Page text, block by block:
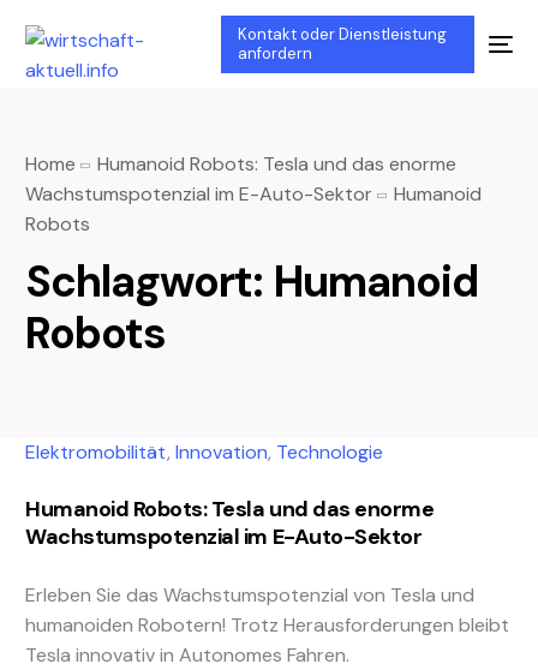
Kontakt oder Dienstleistung
anfordern
Home
Humanoid Robots: Tesla und das enorme
Wachstumspotenzial im E-Auto-Sektor
Humanoid
Robots
Schlagwort: Humanoid
Robots
Elektromobilität,Innovation, Technologie
Humanoid Robots: Tesla und das enorme
Wachstumspotenzial im E-Auto-Sektor
Erleben Sie das Wachstumspotenzial von Tesla und
humanoiden Robotern! Trotz Herausforderungen bleibt
Tesla innovativ in Autonomes Fahren.